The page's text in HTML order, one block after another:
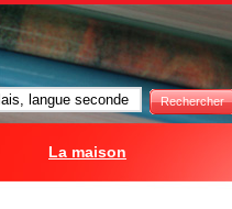
Rechercher
La maison